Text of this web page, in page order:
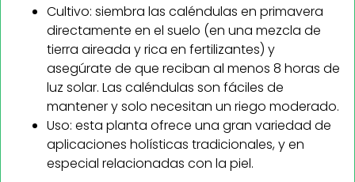
Cultivo: siembra las caléndulas en primavera
directamente en el suelo (en una mezcla de
tierra aireada y rica en fertilizantes) y
asegúrate de que reciban al menos 8 horas de
luz solar. Las caléndulas son fáciles de
mantener y solo necesitan un riego moderado.
Uso: esta planta ofrece una gran variedad de
aplicaciones holísticas tradicionales, y en
especial relacionadas con la piel.